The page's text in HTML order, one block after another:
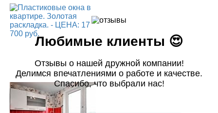
Любимые клиенты 😍
Отзывы о нашей дружной компании!
Делимся впечатлениями о работе и качестве.
Спасибо, что выбрали нас!